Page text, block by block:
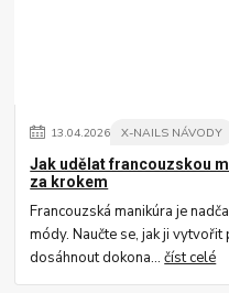
13.04.2026 X-NAILS NÁVODY
Jak udělat francouzskou
za krokem
Francouzská manikúra je
módy. Naučte se, jak ji
dosáhnout dokona...číst celé